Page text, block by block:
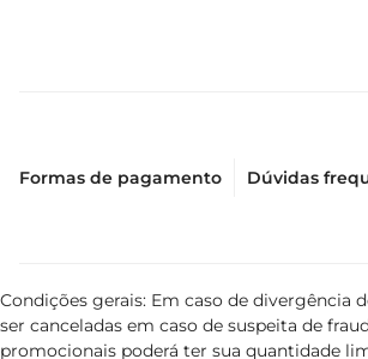
Formas de pagamento Dúvidas
Condições gerais: Em caso de divergência
ser canceladas em caso de suspeita de
promocionais poderá ter sua quantidade